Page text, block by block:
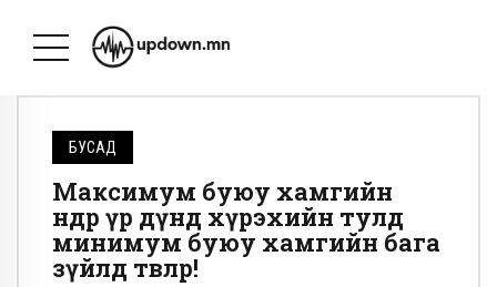
БУСАД
Максимум буюу хамгийн
өндөр үр дүнд хүрэхийн тулд
минимум буюу хамгийн бага
зүйлд төвлөр!